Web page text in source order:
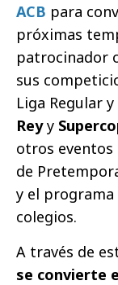
ACB para
próximas
patrocinador
sus
Liga Regular
Reyy
otros eventos
de
y el programa
colegios.
A través de
se convierte